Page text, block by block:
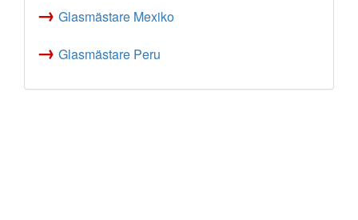
→ Glasmästare Mexiko
→ Glasmästare Peru